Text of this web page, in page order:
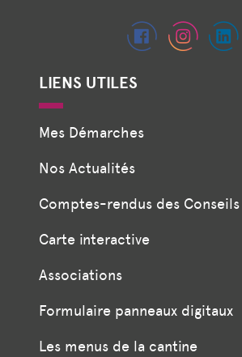
LIENS UTILES
Mes Démarches
Nos Actualités
Comptes-rendus des
Carte interactive
Associations
Formulaire panneaux digitaux
Les menus de la cantine